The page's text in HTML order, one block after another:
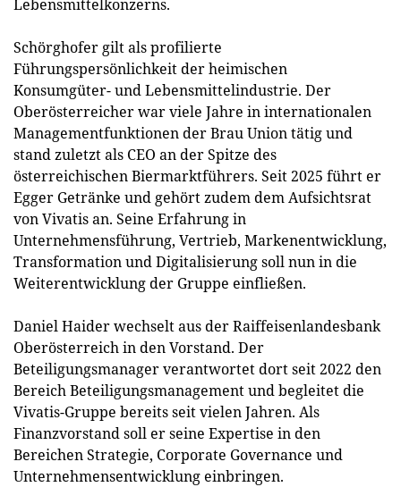
Lebensmittelkonzerns.
Schörghofer gilt als profilierte
Führungspersönlichkeit der heimischen
Konsumgüter- und Lebensmittelindustrie. Der
Oberösterreicher war viele Jahre in internationalen
Managementfunktionen der Brau Union tätig und
stand zuletzt als CEO an der Spitze des
österreichischen Biermarktführers. Seit 2025 führt er
Egger Getränke und gehört zudem dem Aufsichtsrat
von Vivatis an. Seine Erfahrung in
Unternehmensführung, Vertrieb, Markenentwicklung,
Transformation und Digitalisierung soll nun in die
Weiterentwicklung der Gruppe einfließen.
Daniel Haider wechselt aus der Raiffeisenlandesbank
Oberösterreich in den Vorstand. Der
Beteiligungsmanager verantwortet dort seit 2022 den
Bereich Beteiligungsmanagement und begleitet die
Vivatis-Gruppe bereits seit vielen Jahren. Als
Finanzvorstand soll er seine Expertise in den
Bereichen Strategie, Corporate Governance und
Unternehmensentwicklung einbringen.